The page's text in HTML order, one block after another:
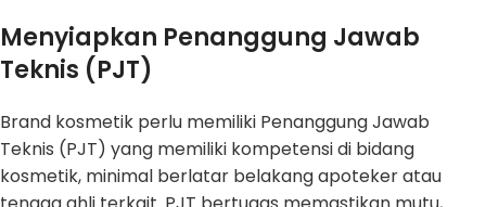
Menyiapkan Penanggung Jawab
Teknis (PJT)
Brand kosmetik perlu memiliki Penanggung Jawab
Teknis (PJT) yang memiliki kompetensi di bidang
kosmetik, minimal berlatar belakang apoteker atau